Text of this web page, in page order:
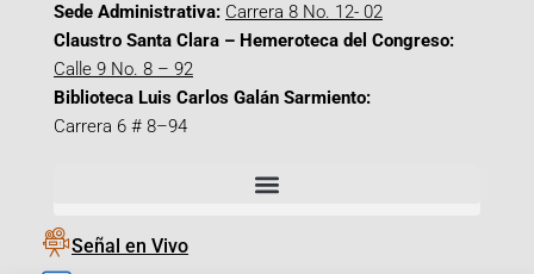
Sede Administrativa: Carrera 8 No. 12- 02
Claustro Santa Clara – Hemeroteca del Congreso:
Calle 9 No. 8 – 92
Biblioteca Luis Carlos Galán Sarmiento:
Carrera 6 # 8–94
Señal en Vivo